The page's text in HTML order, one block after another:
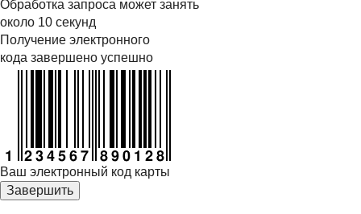
Обработка запроса может занять
около 10 секунд
Получение электронного
кода завершено успешно
Ваш электронный код карты
Завершить